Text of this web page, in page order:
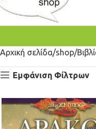
Αρχική σελίδα shop
Εμφάνιση Φίλτρων